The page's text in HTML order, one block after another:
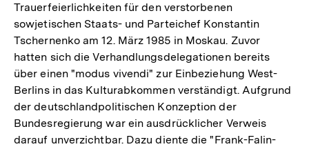
Trauerfeierlichkeiten für den verstorbenen
sowjetischen Staats- und Parteichef Konstantin
Tschernenko am 12. März 1985 in Moskau. Zuvor
hatten sich die Verhandlungsdelegationen bereits
über einen "modus vivendi" zur Einbeziehung West-
Berlins in das Kulturabkommen verständigt. Aufgrund
der deutschlandpolitischen Konzeption der
Bundesregierung war ein ausdrücklicher Verweis
darauf unverzichtbar. Dazu diente die "Frank-Falin-